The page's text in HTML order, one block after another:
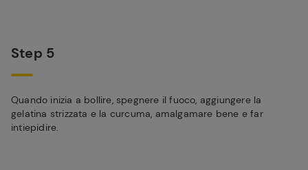
Step 5
Quando inizia a bollire, spegnere il fuoco, aggiungere la
gelatina strizzata e la curcuma, amalgamare bene e far
intiepidire.